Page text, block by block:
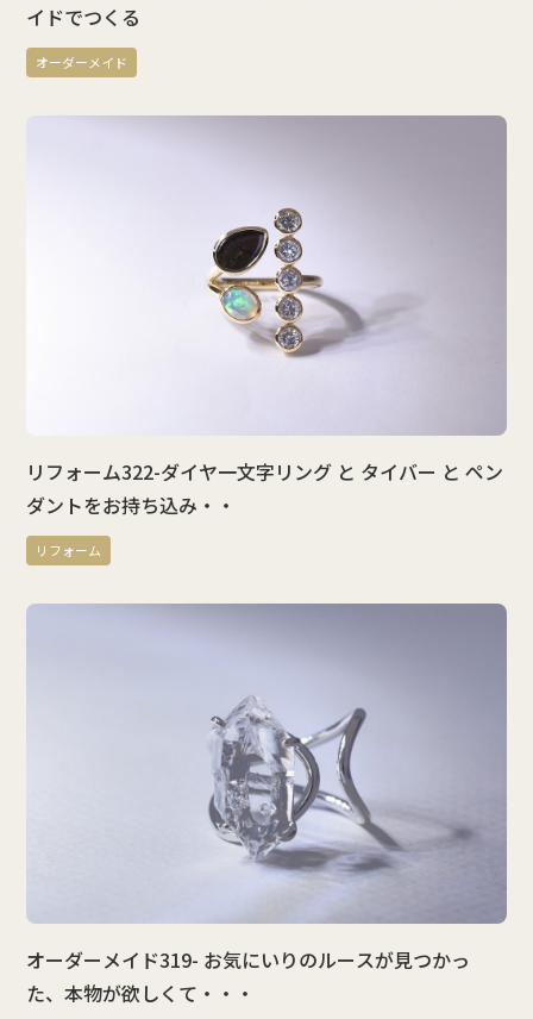
イドでつくる
オーダーメイド
リフォーム322-ダイヤ一文字リング と タイバー と ペン
ダントをお持ち込み・・
リフォーム
オーダーメイド319- お気にいりのルースが見つかっ
た、本物が欲しくて・・・